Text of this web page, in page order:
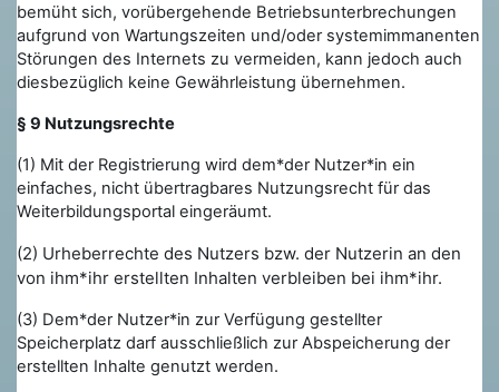
bemüht sich, vorübergehende Betriebsunterbrechungen
aufgrund von Wartungszeiten und/oder systemimmanenten
Störungen des Internets zu vermeiden, kann jedoch auch
diesbezüglich keine Gewährleistung übernehmen.
§ 9 Nutzungsrechte
(1) Mit der Registrierung wird dem*der Nutzer*in ein
einfaches, nicht übertragbares Nutzungsrecht für das
Weiterbildungsportal eingeräumt.
(2) Urheberrechte des Nutzers bzw. der Nutzerin an den
von ihm*ihr erstellten Inhalten verbleiben bei ihm*ihr.
(3) Dem*der Nutzer*in zur Verfügung gestellter
Speicherplatz darf ausschließlich zur Abspeicherung der
erstellten Inhalte genutzt werden.